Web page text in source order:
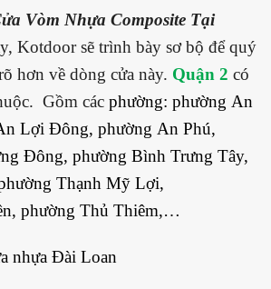
Vòm Nhựa Composite Tại
Kotdoor sẽ trình bày sơ bộ để quý
hơn về dòng cửa này. Quận 2 có
Gồm các phường: phường An
Lợi Đông, phường An Phú,
Đông, phường Bình Trưng Tây,
Thạnh Mỹ Lợi,
, phường Thủ Thiêm,…
nhựa Đài Loan